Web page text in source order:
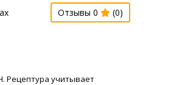
Отзывы 0 (0)
Рецептура учитывает